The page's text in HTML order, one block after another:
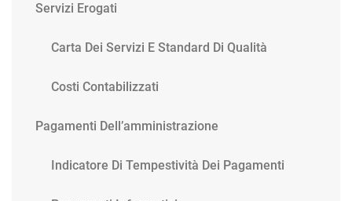
Servizi Erogati
Carta Dei Servizi E Standard Di Qualità
Costi Contabilizzati
Pagamenti Dell’amministrazione
Indicatore Di Tempestività Dei Pagamenti